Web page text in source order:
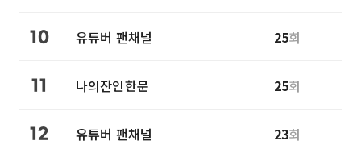
10 유튜버 팬채널 25회
11 나의잔인한문 25회
12 유튜버 팬채널 23회